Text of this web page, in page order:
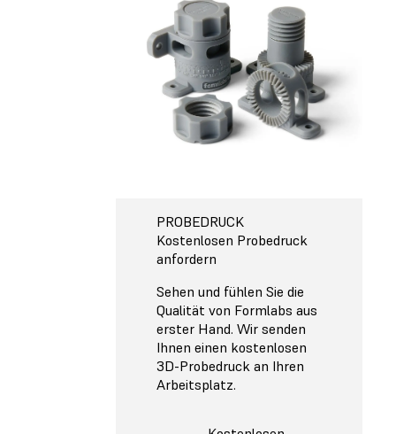
PROBEDRUCK
Kostenlosen Probedruck
anfordern
Sehen und fühlen Sie die
Qualität von Formlabs aus
erster Hand. Wir senden
Ihnen einen kostenlosen
3D-Probedruck an Ihren
Arbeitsplatz.